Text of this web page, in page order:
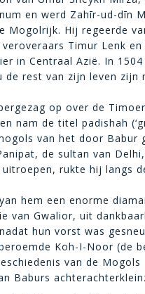
en werd Zahīr-ud-dīn
Mogolrijk. Hij regeerde
Timur Lenk
in Centraal Azië. In
de rest van zijn leven
op over de
nam de titel padishah
van het door Babur
de sultan van
rukte hij langs
hem een enorme
van Gwalior, uit
hun vorst was
Koh-I-Noor (de
van de
Baburs